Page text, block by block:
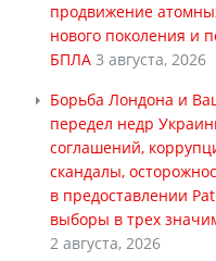
продвижение
нового поколения и
БПЛА 3 августа, 2026
Борьба Лондона и
передел недр
соглашений,
скандалы,
в предоставлении
выборы в трех
2 августа, 2026